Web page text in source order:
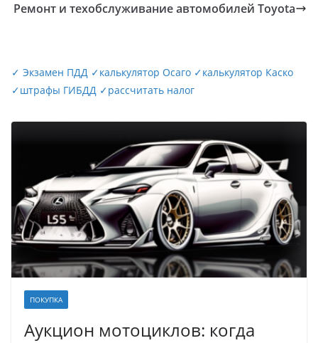
Ремонт и техобслуживание автомобилей Toyota
✓ Экзамен ПДД ✓калькулятор Осаго ✓калькулятор Каско
✓штрафы ГИБДД ✓рассчитать налог
ПОКУПКА
Аукцион мотоциклов: когда